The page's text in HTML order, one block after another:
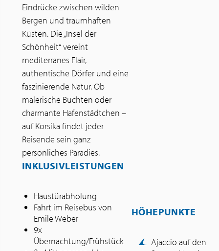
Eindrücke zwischen wilden
Bergen und traumhaften
Küsten. Die „Insel der
Schönheit“ vereint
mediterranes Flair,
authentische Dörfer und eine
faszinierende Natur. Ob
malerische Buchten oder
charmante Hafenstädtchen –
auf Korsika findet jeder
Reisende sein ganz
persönliches Paradies.
INKLUSIVLEISTUNGEN
Haustürabholung
Fahrt im Reisebus von
Emile Weber
9x
Übernachtung/Frühstück
HÖHEPUNKTE
Ajaccio auf den